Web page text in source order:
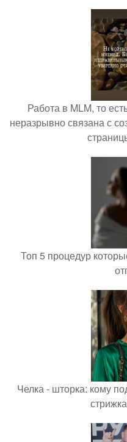
Работа в MLM, то
неразрывно связана с
Топ 5 процедур
Челка - шторка: кому